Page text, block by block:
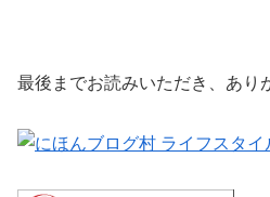
最後までお読みいただき、あり